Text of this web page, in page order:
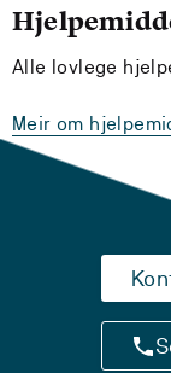
Alle lovlege
Meir om